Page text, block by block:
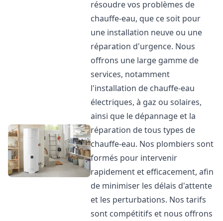
résoudre vos problèmes de
chauffe-eau, que ce soit pour
une installation neuve ou une
réparation d'urgence. Nous
offrons une large gamme de
services, notamment
l'installation de chauffe-eau
électriques, à gaz ou solaires,
ainsi que le dépannage et la
réparation de tous types de
chauffe-eau. Nos plombiers sont
formés pour intervenir
rapidement et efficacement, afin
de minimiser les délais d'attente
et les perturbations. Nos tarifs
sont compétitifs et nous offrons